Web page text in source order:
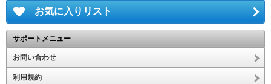
お気に入りリスト
サポートメニュー
お問い合わせ
利用規約